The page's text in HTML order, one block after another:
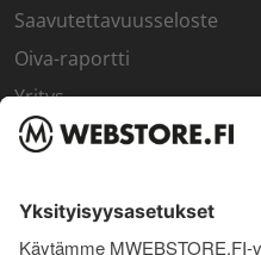
Saavutettavuusseloste
Oiva-raportti
Yritys
SISÄPIIRI
Sisäpiirin bonusohjelma